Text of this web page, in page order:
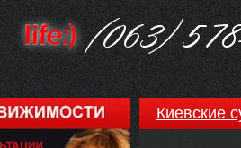
Киевские